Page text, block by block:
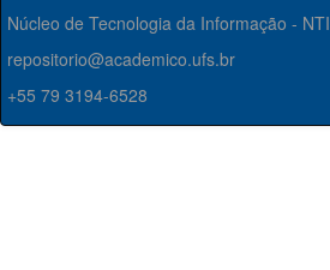
Núcleo de Tecnologia da Informação - NTI
repositorio@academico.ufs.br
+55 79 3194-6528